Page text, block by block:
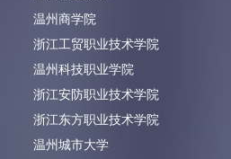
温州商学院
浙江工贸职业技术学院
温州科技职业学院
浙江安防职业技术学院
浙江东方职业技术学院
温州城市大学